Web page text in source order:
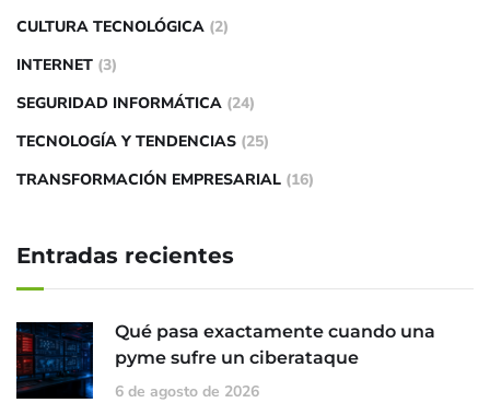
CULTURA TECNOLÓGICA (2)
INTERNET (3)
SEGURIDAD INFORMÁTICA (24)
TECNOLOGÍA Y TENDENCIAS (25)
TRANSFORMACIÓN EMPRESARIAL (16)
Entradas recientes
Qué pasa exactamente cuando una
pyme sufre un ciberataque
6 de agosto de 2026